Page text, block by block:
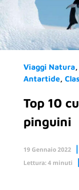
Viaggi Natura
Antartide
Top 10
pinguini
19 Gennaio 2022
Lettura: 4 minuti